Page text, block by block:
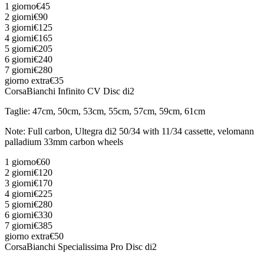
1 giorno€45
2 giorni€90
3 giorni€125
4 giorni€165
5 giorni€205
6 giorni€240
7 giorni€280
giorno extra€35
CorsaBianchi Infinito CV Disc di2
Taglie: 47cm, 50cm, 53cm, 55cm, 57cm, 59cm, 61cm
Note: Full carbon, Ultegra di2 50/34 with 11/34 cassette, velomann
palladium 33mm carbon wheels
1 giorno€60
2 giorni€120
3 giorni€170
4 giorni€225
5 giorni€280
6 giorni€330
7 giorni€385
giorno extra€50
CorsaBianchi Specialissima Pro Disc di2